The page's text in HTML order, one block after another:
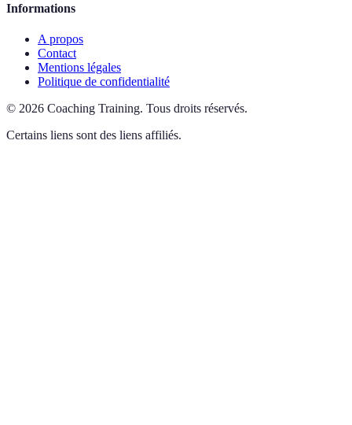
Informations
A propos
Contact
Mentions légales
Politique de confidentialité
© 2026 Coaching Training. Tous droits réservés.
Certains liens sont des liens affiliés.